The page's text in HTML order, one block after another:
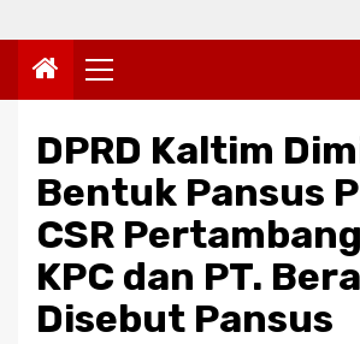
Primary
Menu
DPRD Kaltim
Bentuk Pansus
CSR
KPC dan PT.
Disebut Pansus